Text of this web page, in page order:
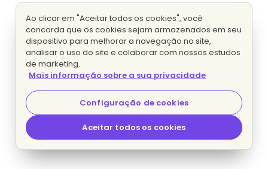
Ao clicar em "Aceitar todos os cookies", você
concorda que os cookies sejam armazenados em seu
dispositivo para melhorar a navegação no site,
analisar o uso do site e colaborar com nossos estudos
de marketing.
Mais informação sobre a sua privacidade
Configuração de cookies
Aceitar todos os cookies